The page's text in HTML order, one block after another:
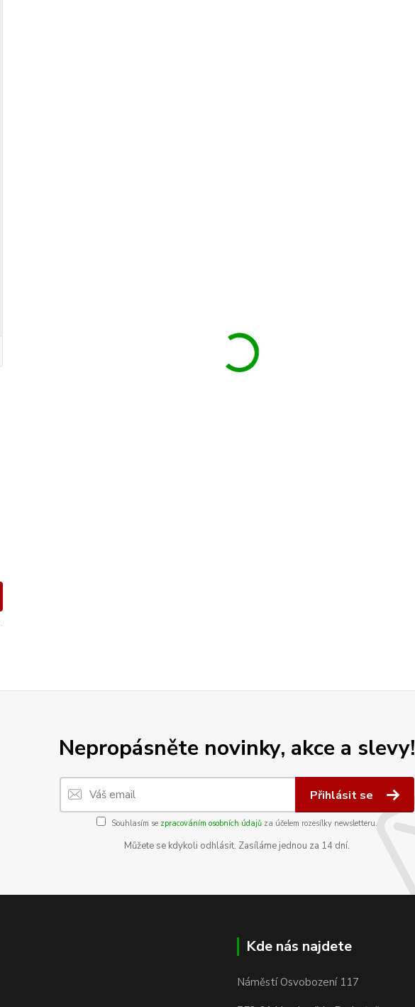
Nepropásněte novinky, akce a slevy!
Přihlásit se
Souhlasím se zpracováním osobních údajů za účelem rozesílky newsletteru.
Můžete se kdykoli odhlásit. Zasíláme jednou za 14 dní.
Kde nás najdete
Náměstí Osvobození 117